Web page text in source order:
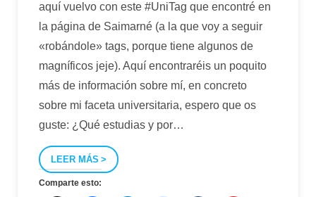
aquí vuelvo con este #UniTag que encontré en
la página de Saimarné (a la que voy a seguir
«robándole» tags, porque tiene algunos de
magníficos jeje). Aquí encontraréis un poquito
más de información sobre mí, en concreto
sobre mi faceta universitaria, espero que os
guste: ¿Qué estudias y por…
LEER MÁS
Comparte esto: